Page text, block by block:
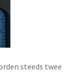
steeds twee